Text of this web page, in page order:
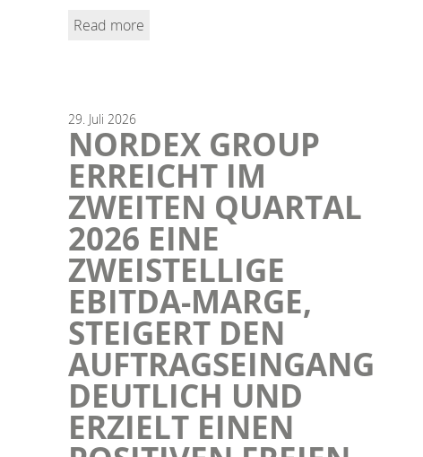
Read more
29. Juli 2026
NORDEX GROUP
ERREICHT IM
ZWEITEN QUARTAL
2026 EINE
ZWEISTELLIGE
EBITDA-MARGE,
STEIGERT DEN
AUFTRAGSEINGANG
DEUTLICH UND
ERZIELT EINEN